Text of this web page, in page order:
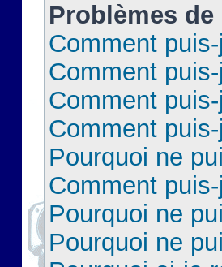
Problèmes
Comment
Comment
Comment
Comment
Pourquoi ne
Comment
Pourquoi ne
Pourquoi ne